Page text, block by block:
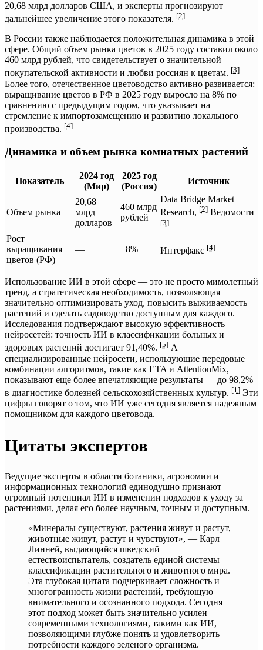
20,68 млрд долларов США, и эксперты прогнозируют
дальнейшее увеличение этого показателя. [2]
В России также наблюдается положительная динамика в этой
сфере. Общий объем рынка цветов в 2025 году составил около
460 млрд рублей, что свидетельствует о значительной
покупательской активности и любви россиян к цветам. [3]
Более того, отечественное цветоводство активно развивается:
выращивание цветов в РФ в 2025 году выросло на 8% по
сравнению с предыдущим годом, что указывает на
стремление к импортозамещению и развитию локального
производства. [4]
Динамика и объем рынка комнатных растений
Показатель
2024 год
(Мир)
2025 год
(Россия)
Источник
Объем рынка
20,68
млрд
долларов
460 млрд
рублей
Data Bridge Market
Research, [2] Ведомости
[3]
Рост
выращивания
цветов (РФ)
— +8% Интерфакс [4]
Использование ИИ в этой сфере — это не просто мимолетный
тренд, а стратегическая необходимость, позволяющая
значительно оптимизировать уход, повысить выживаемость
растений и сделать садоводство доступным для каждого.
Исследования подтверждают высокую эффективность
нейросетей: точность ИИ в классификации больных и
здоровых растений достигает 91,40%. [5] А
специализированные нейросети, использующие передовые
комбинации алгоритмов, такие как ETA и AttentionMix,
показывают еще более впечатляющие результаты — до 98,2%
в диагностике болезней сельскохозяйственных культур. [1 ] Эти
цифры говорят о том, что ИИ уже сегодня является надежным
помощником для каждого цветовода.
Цитаты экспертов
Ведущие эксперты в области ботаники, агрономии и
информационных технологий единодушно признают
огромный потенциал ИИ в изменении подходов к уходу за
растениями, делая его более научным, точным и доступным.
«Минералы существуют, растения живут и растут,
животные живут, растут и чувствуют», — Карл
Линней, выдающийся шведский
естествоиспытатель, создатель единой системы
классификации растительного и животного мира.
Эта глубокая цитата подчеркивает сложность и
многогранность жизни растений, требующую
внимательного и осознанного подхода. Сегодня
этот подход может быть значительно усилен
современными технологиями, такими как ИИ,
позволяющими глубже понять и удовлетворить
потребности каждого зеленого организма.